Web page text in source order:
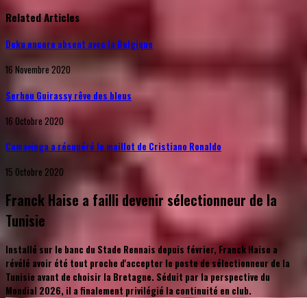
Related Articles
Doku encore absent avec la Belgique
16 Novembre 2020
Serhou Guirassy rêve des bleus
16 Octobre 2020
Camavinga a récupéré le maillot de Cristiano Ronaldo
15 Octobre 2020
Franck Haise a failli devenir sélectionneur de la
Tunisie
Installé sur le banc du Stade Rennais depuis février, Franck Haise a
révélé avoir été tout proche d'accepter le poste de sélectionneur de la
Tunisie avant de choisir la Bretagne. Séduit par la perspective du
Mondial 2026, il a finalement privilégié la continuité en club.